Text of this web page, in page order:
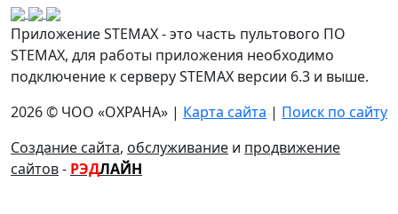
Приложение STEMAX - это часть пультового ПО
STEMAX, для работы приложения необходимо
подключение к серверу STEMAX версии 6.3 и выше.
2026 © ЧОО «ОХРАНА» | Карта сайта | Поиск по сайту
Создание сайта, обслуживание и продвижение
сайтов- РЭДЛАЙН